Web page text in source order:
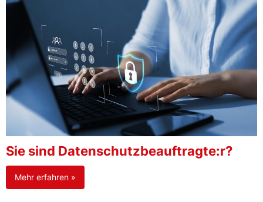
Sie sind Datenschutzbeauftragte:r?
Mehr erfahren »